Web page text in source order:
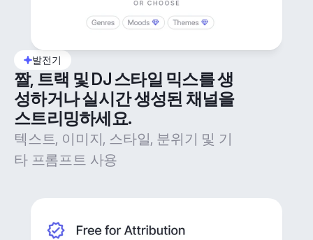
발전기
짤, 트랙 및 DJ 스타일 믹스를 생
성하거나 실시간 생성된 채널을
스트리밍하세요.
텍스트, 이미지, 스타일, 분위기 및 기
타 프롬프트 사용